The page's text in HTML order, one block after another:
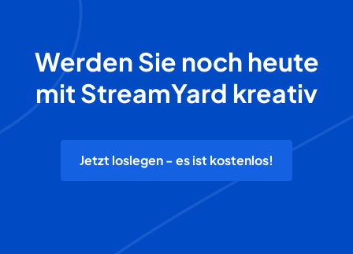
Werden Sie noch heute
mit StreamYard kreativ
Jetzt loslegen - es ist kostenlos!